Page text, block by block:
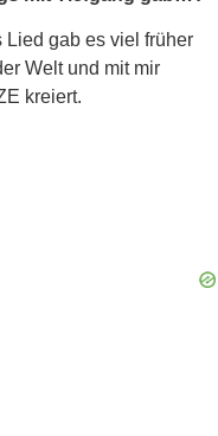
Lied gab es viel früher
Welt und mit mir
kreiert.